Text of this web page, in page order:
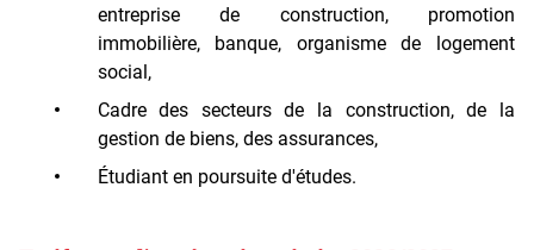
entreprise de construction, promotion
immobilière, banque, organisme de logement
social,
Cadre des secteurs de la construction, de la
gestion de biens, des assurances,
Étudiant en poursuite d'études.